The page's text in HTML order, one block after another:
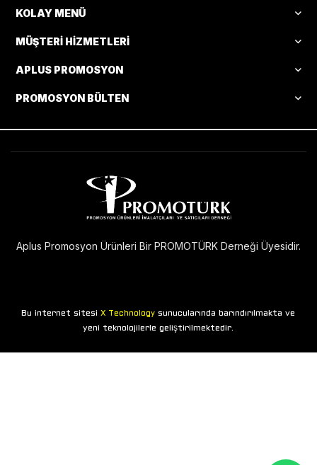
KOLAY MENÜ
MÜŞTERI HIZMETLERI
APLUS PROMOSYON
PROMOSYON BÜLTEN
Aplus Promosyon Ürünleri Bir PROMOTÜRK Derneği Üyesidir.
Bu internet sitesiX Technology sunucularında barındırılmakta ve
yeni teknolojilerle geliştirilmektedir.